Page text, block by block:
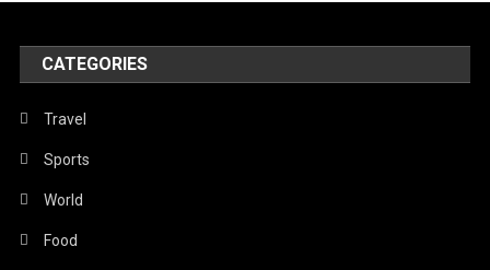
CATEGORIES
Travel
Sports
World
Food